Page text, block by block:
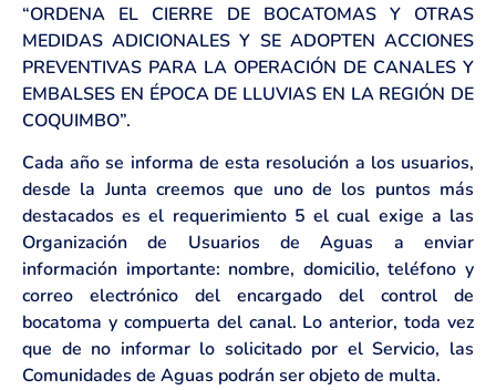
“ORDENA EL CIERRE DE BOCATOMAS Y OTRAS
MEDIDAS ADICIONALES Y SE ADOPTEN ACCIONES
PREVENTIVAS PARA LA OPERACIÓN DE CANALES Y
EMBALSES EN ÉPOCA DE LLUVIAS EN LA REGIÓN DE
COQUIMBO”.
Cada año se informa de esta resolución a los usuarios,
desde la Junta creemos que uno de los puntos más
destacados es el requerimiento 5 el cual exige a las
Organización de Usuarios de Aguas a enviar
información importante: nombre, domicilio, teléfono y
correo electrónico del encargado del control de
bocatoma y compuerta del canal. Lo anterior, toda vez
que de no informar lo solicitado por el Servicio, las
Comunidades de Aguas podrán ser objeto de multa.